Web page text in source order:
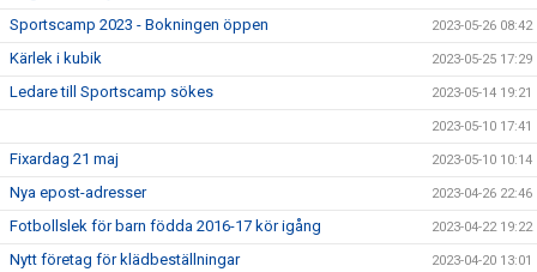
Sportscamp 2023 - Bokningen öppen 2023-05-26 08:42
Kärlek i kubik 2023-05-25 17:29
Ledare till Sportscamp sökes 2023-05-14 19:21
2023-05-10 17:41
Fixardag 21 maj 2023-05-10 10:14
Nya epost-adresser 2023-04-26 22:46
Fotbollslek för barn födda 2016-17 kör igång 2023-04-22 19:22
Nytt företag för klädbeställningar 2023-04-20 13:01